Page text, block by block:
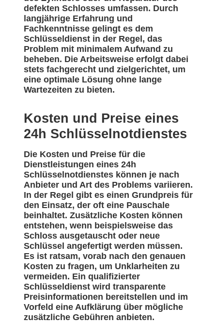
defekten Schlosses umfassen. Durch
langjährige Erfahrung und
Fachkenntnisse gelingt es dem
Schlüsseldienst in der Regel, das
Problem mit minimalem Aufwand zu
beheben. Die Arbeitsweise erfolgt dabei
stets fachgerecht und zielgerichtet, um
eine optimale Lösung ohne lange
Wartezeiten zu bieten.
Kosten und Preise eines
24h Schlüsselnotdienstes
Die Kosten und Preise für die
Dienstleistungen eines 24h
Schlüsselnotdienstes können je nach
Anbieter und Art des Problems variieren.
In der Regel gibt es einen Grundpreis für
den Einsatz, der oft eine Pauschale
beinhaltet. Zusätzliche Kosten können
entstehen, wenn beispielsweise das
Schloss ausgetauscht oder neue
Schlüssel angefertigt werden müssen.
Es ist ratsam, vorab nach den genauen
Kosten zu fragen, um Unklarheiten zu
vermeiden. Ein qualifizierter
Schlüsseldienst wird transparente
Preisinformationen bereitstellen und im
Vorfeld eine Aufklärung über mögliche
zusätzliche Gebühren anbieten.